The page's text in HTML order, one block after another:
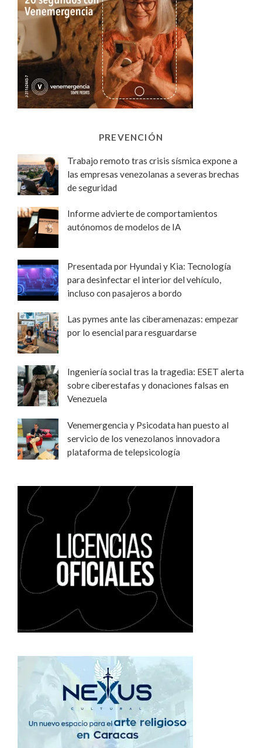
PREVENCIÓN
Trabajo remoto tras crisis sísmica expone a
las empresas venezolanas a severas brechas
de seguridad
Informe advierte de comportamientos
autónomos de modelos de IA
Presentada por Hyundai y Kia: Tecnología
para desinfectar el interior del vehículo,
incluso con pasajeros a bordo
Las pymes ante las ciberamenazas: empezar
por lo esencial para resguardarse
Ingeniería social tras la tragedia: ESET alerta
sobre ciberestafas y donaciones falsas en
Venezuela
Venemergencia y Psicodata han puesto al
servicio de los venezolanos innovadora
plataforma de telepsicología